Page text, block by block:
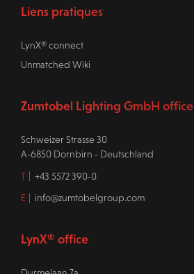
Liens pratiques
LynX® connect
Unmatched Wiki
Zumtobel Lighting GmbH office
Schweizer Strasse 30
A-6850 Dornbirn - Deutschland
T
+43 5572 390-0
E
info@zumtobelgroup.com
LynX® office